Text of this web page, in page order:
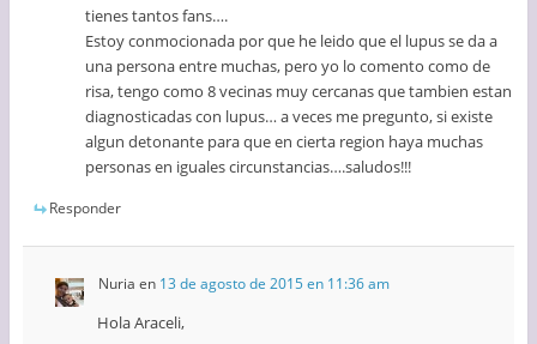
tienes tantos fans….
Estoy conmocionada por que he leido que el lupus se da a
una persona entre muchas, pero yo lo comento como de
risa, tengo como 8 vecinas muy cercanas que tambien estan
diagnosticadas con lupus… a veces me pregunto, si existe
algun detonante para que en cierta region haya muchas
personas en iguales circunstancias….saludos!!!
Responder
Nuria en 13 de agosto de 2015 en 11:36 am
Hola Araceli,